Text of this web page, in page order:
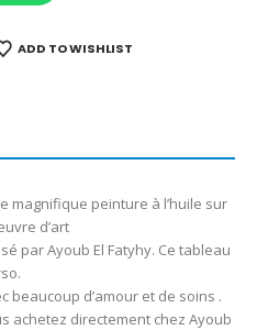
ADD TO WISHLIST
magnifique peinture à l’huile sur
d’art
par Ayoub El Fatyhy. Ce tableau
beaucoup d’amour et de soins .
achetez directement chez Ayoub